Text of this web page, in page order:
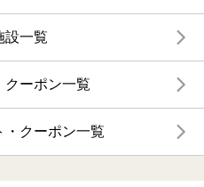
設一覧
クーポン一覧
・クーポン一覧